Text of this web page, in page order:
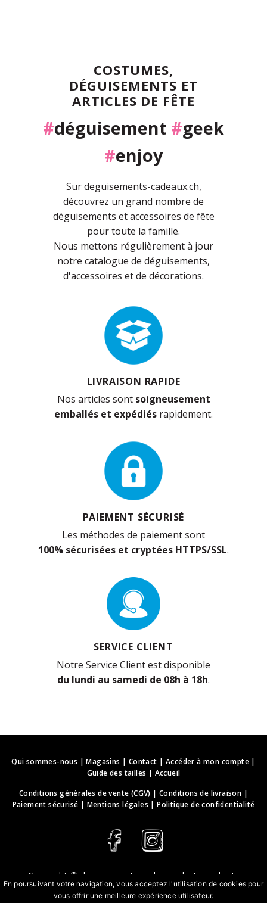
COSTUMES,
DÉGUISEMENTS ET
ARTICLES DE FÊTE
#déguisement #geek
#enjoy
Sur deguisements-cadeaux.ch,
découvrez un grand nombre de
déguisements et accessoires de fête
pour toute la famille.
Nous mettons régulièrement à jour
notre catalogue de déguisements,
d'accessoires et de décorations.
LIVRAISON RAPIDE
Nos articles sont soigneusement
emballés et expédiés rapidement.
PAIEMENT SÉCURISÉ
Les méthodes de paiement sont
100% sécurisées et cryptées HTTPS/SSL.
SERVICE CLIENT
Notre Service Client est disponible
du lundi au samedi de 08h à 18h.
Qui sommes-nous |Magasins | Contact | Accéder à mon compte|
Guide des tailles | Accueil
Conditions générales de vente (CGV) |Conditions de livraison |
Paiement sécurisé | Mentions légales |Politique de confidentialité
Copyright © deguisements-cadeaux.ch
. Tous droits
réservés.
En poursuivant votre navigation, vous acceptez l'utilisation de cookies pour
vous offrir une meilleure expérience utilisateur.